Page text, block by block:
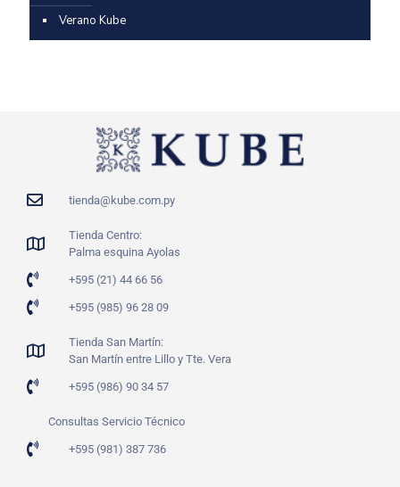
Verano Kube
tienda@kube.com.py
Tienda Centro:
Palma esquina Ayolas
+595 (21) 44 66 56
+595 (985) 96 28 09
Tienda San Martín:
San Martín entre Lillo y Tte. Vera
+595 (986) 90 34 57
Consultas Servicio Técnico
+595 (981) 387 736